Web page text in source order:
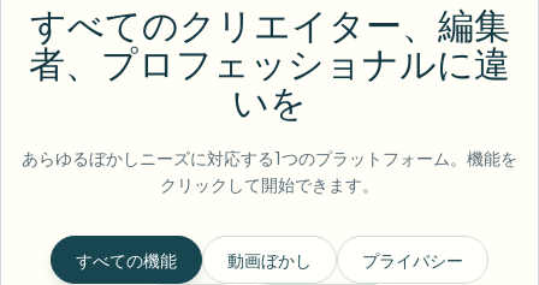
すべてのクリエイター、編集
者、プロフェッショナルに違
いを
あらゆるぼかしニーズに対応する1つのプラットフォーム。機能を
クリックして開始できます。
すべての機能 動画ぼかし プライバシー